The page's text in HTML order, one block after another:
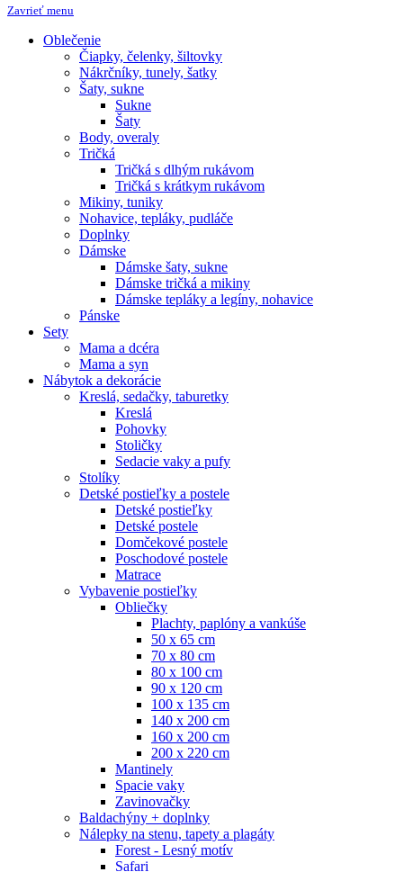
Zavrieť menu
Oblečenie
Čiapky, čelenky, šiltovky
Nákrčníky, tunely, šatky
Šaty, sukne
Sukne
Šaty
Body, overaly
Tričká
Tričká s dlhým rukávom
Tričká s krátkym rukávom
Mikiny, tuniky
Nohavice, tepláky, pudláče
Doplnky
Dámske
Dámske šaty, sukne
Dámske tričká a mikiny
Dámske tepláky a legíny, nohavice
Pánske
Sety
Mama a dcéra
Mama a syn
Nábytok a dekorácie
Kreslá, sedačky, taburetky
Kreslá
Pohovky
Stoličky
Sedacie vaky a pufy
Stolíky
Detské postieľky a postele
Detské postieľky
Detské postele
Domčekové postele
Poschodové postele
Matrace
Vybavenie postieľky
Obliečky
Plachty, paplóny a vankúše
50 x 65 cm
70 x 80 cm
80 x 100 cm
90 x 120 cm
100 x 135 cm
140 x 200 cm
160 x 200 cm
200 x 220 cm
Mantinely
Spacie vaky
Zavinovačky
Baldachýny + doplnky
Nálepky na stenu, tapety a plagáty
Forest - Lesný motív
Safari